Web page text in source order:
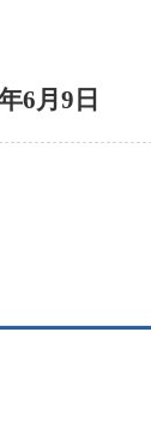
6月9日